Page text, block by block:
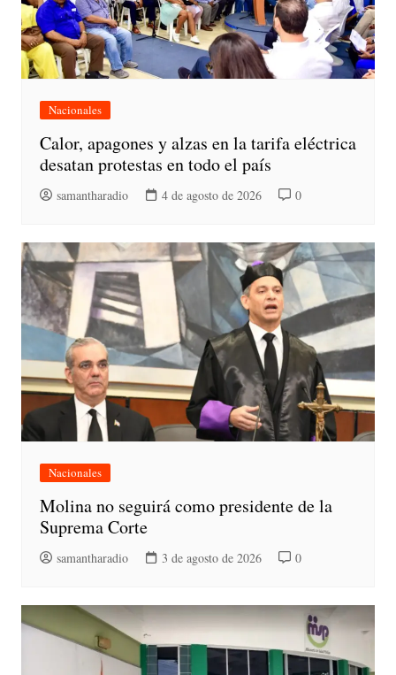
Nacionales
Calor, apagones y alzas en la tarifa eléctrica
desatan protestas en todo el país
samantharadio 4 de agosto de 2026 0
Nacionales
Molina no seguirá como presidente de la
Suprema Corte
samantharadio 3 de agosto de 2026 0